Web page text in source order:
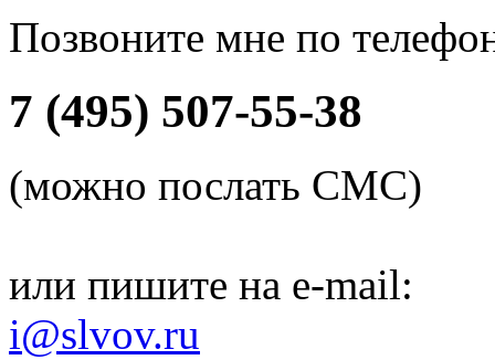
Позвоните мне по
7 (495) 507-55-38
(можно послать СМС)
или пишите на e-mail:
i@slvov.ru